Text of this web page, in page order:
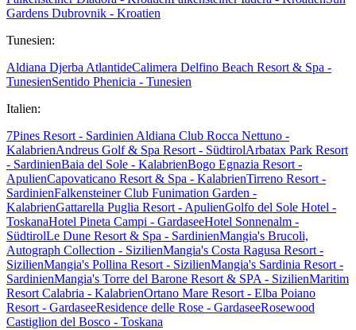
Gardens Dubrovnik - Kroatien
Tunesien:
Aldiana Djerba AtlantideCalimera Delfino Beach Resort & Spa -
TunesienSentido Phenicia - Tunesien
Italien:
7Pines Resort - Sardinien Aldiana Club Rocca Nettuno -
KalabrienAndreus Golf & Spa Resort - SüdtirolArbatax Park Resort
- SardinienBaia del Sole - KalabrienBogo Egnazia Resort -
ApulienCapovaticano Resort & Spa - KalabrienTirreno Resort -
SardinienFalkensteiner Club Funimation Garden -
KalabrienGattarella Puglia Resort - ApulienGolfo del Sole Hotel -
ToskanaHotel Pineta Campi - GardaseeHotel Sonnenalm -
SüdtirolLe Dune Resort & Spa - SardinienMangia's Brucoli,
Autograph Collection - SizilienMangia's Costa Ragusa Resort -
SizilienMangia's Pollina Resort - SizilienMangia's Sardinia Resort -
SardinienMangia's Torre del Barone Resort & SPA - SizilienMaritim
Resort Calabria - KalabrienOrtano Mare Resort - Elba Poiano
Resort - GardaseeResidence delle Rose - GardaseeRosewood
Castiglion del Bosco - Toskana